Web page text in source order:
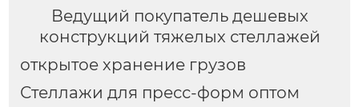
Ведущий покупатель дешевых
конструкций тяжелых стеллажей
открытое хранение грузов
Стеллажи для пресс-форм оптом